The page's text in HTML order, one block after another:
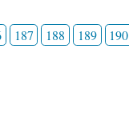
187 188 189 190